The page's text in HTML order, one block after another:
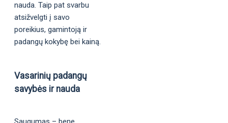
nauda. Taip pat svarbu
atsižvelgti į savo
poreikius, gamintoją ir
padangų kokybę bei kainą.
Vasarinių padangų
savybės ir nauda